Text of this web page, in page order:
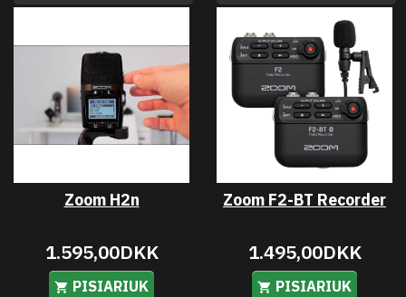
Zoom H2n
1.595,00DKK
PISIARIUK
Zoom F2-BT Recorder
1.495,00DKK
PISIARIUK